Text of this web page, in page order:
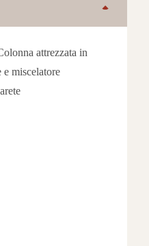
attrezzata in
miscelatore